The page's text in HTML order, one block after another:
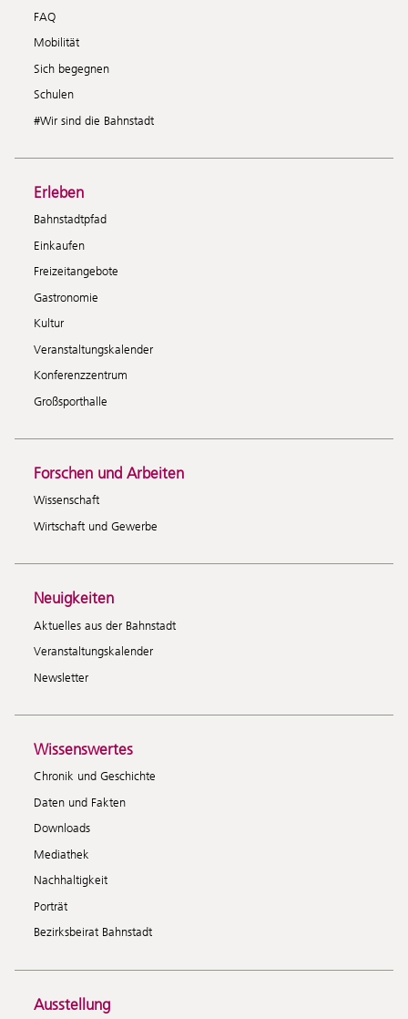
FAQ
Mobilität
Sich begegnen
Schulen
#Wir sind die Bahnstadt
Erleben
Bahnstadtpfad
Einkaufen
Freizeitangebote
Gastronomie
Kultur
Veranstaltungskalender
Konferenzzentrum
Großsporthalle
Forschen und Arbeiten
Wissenschaft
Wirtschaft und Gewerbe
Neuigkeiten
Aktuelles aus der Bahnstadt
Veranstaltungskalender
Newsletter
Wissenswertes
Chronik und Geschichte
Daten und Fakten
Downloads
Mediathek
Nachhaltigkeit
Porträt
Bezirksbeirat Bahnstadt
Ausstellung